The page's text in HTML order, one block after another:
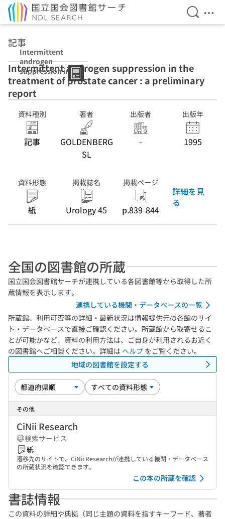
検索を
メ
記事
Intermittent
androgen
suppression in
the treatment of
prostate cancer
: a preliminary
report
Intermittent androgen suppression in the
treatment of prostate cancer : a preliminary
report
資料種別
記事
著者
GOLDENBERG
SL
出版者
-
出版年
1995
資料形態
紙
掲載誌名
Urology 45
掲載ページ
p.839-844
詳細を見
る
全国の図書館の所蔵
国立国会図書館サーチが連携している各図書館等から取得した所
蔵情報を表示します。
連携している機関・データベースの一覧
所蔵館、利用可否等の詳細・最新状況は情報提供元の各館のサイ
ト・データベースで直接ご確認ください。所蔵館から取寄せるこ
とが可能かなど、資料の利用方法は、ご自身が利用されるお近く
の図書館へご相談ください。詳細は ヘルプ をご覧ください。
地域の図書館を設定する
その他
CiNii Research
検索サービス
紙
遷移先のサイトで、CiNii Researchが連携している機関・データベース
の所蔵状況を確認できます。
この本の所蔵を確認
書誌情報
この資料の詳細や典拠（同じ主題の資料を指すキーワード、著者